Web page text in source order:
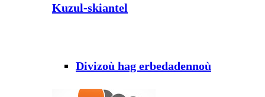
Kuzul-skiantel
Divizoù hag erbedadennoù